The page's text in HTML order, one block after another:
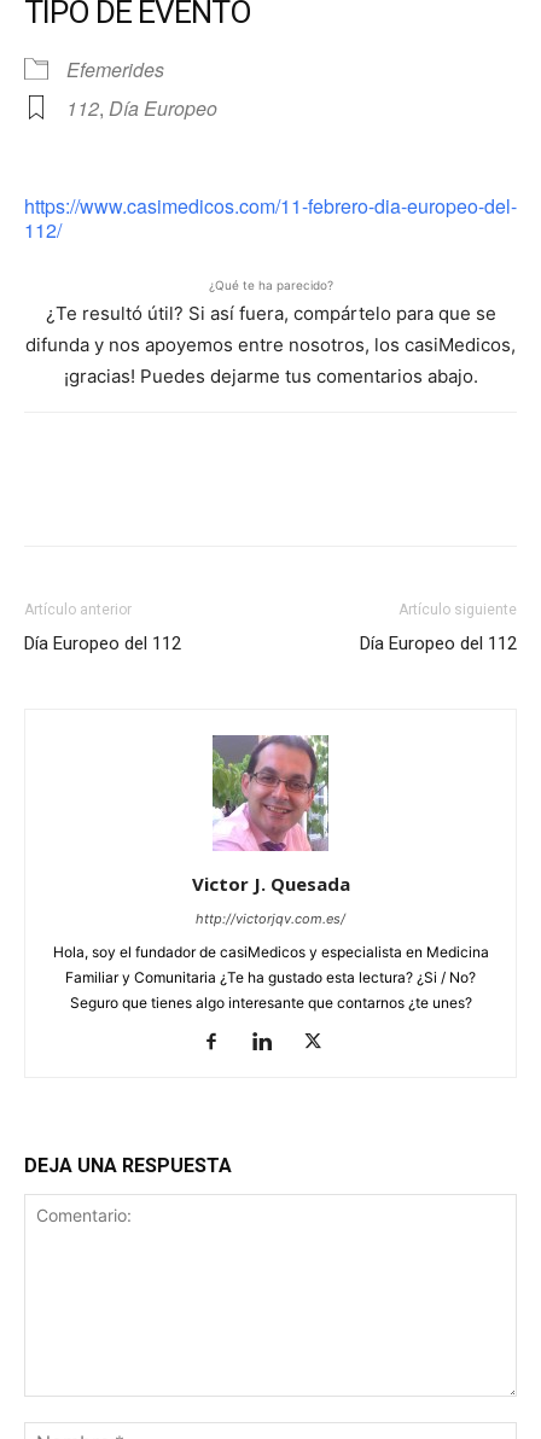
TIPO DE EVENTO
Efemerides
112, Día Europeo
https://www.casimedicos.com/11-febrero-dia-europeo-del-
112/
¿Qué te ha parecido?
¿Te resultó útil? Si así fuera, compártelo para que se
difunda y nos apoyemos entre nosotros, los casiMedicos,
¡gracias! Puedes dejarme tus comentarios abajo.
Artículo anterior
Día Europeo del 112
Artículo siguiente
Día Europeo del 112
Victor J. Quesada
http://victorjqv.com.es/
Hola, soy el fundador de casiMedicos y especialista en Medicina
Familiar y Comunitaria ¿Te ha gustado esta lectura? ¿Si / No?
Seguro que tienes algo interesante que contarnos ¿te unes?
DEJA UNA RESPUESTA